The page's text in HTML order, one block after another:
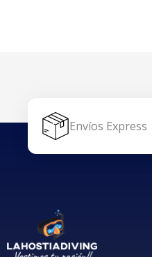
Envíos Express